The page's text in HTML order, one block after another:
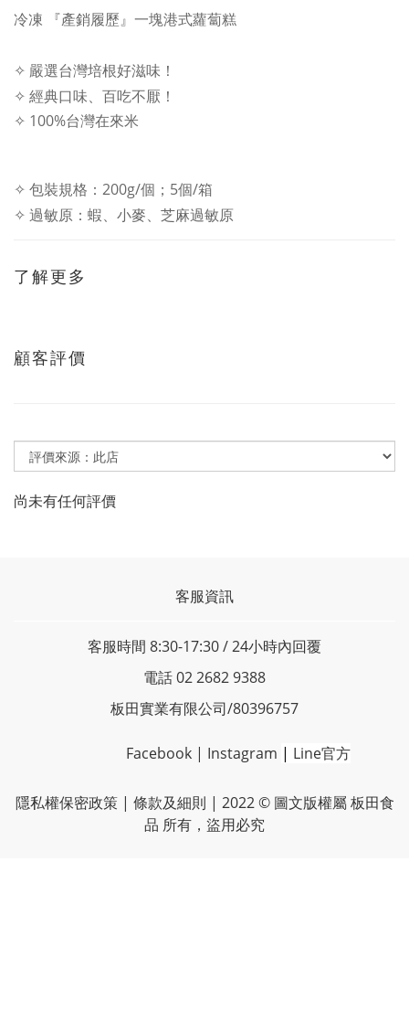
冷凍 『產銷履歷』一塊港式蘿蔔糕
✧ 嚴選台灣培根好滋味！
✧ 經典口味、百吃不厭！
✧ 100%台灣在來米
✧ 包裝規格：200g/個；5個/箱
✧ 過敏原：蝦、小麥、芝麻過敏原
了解更多
顧客評價
尚未有任何評價
客服資訊
客服時間 8:30-17:30 / 24小時內回覆
電話 02 2682 9388
板田實業有限公司/80396757
Facebook | Instagram | Line官方
隱私權保密政策| 條款及細則 | 2022 © 圖文版權屬 板田食
品 所有，盜用必究